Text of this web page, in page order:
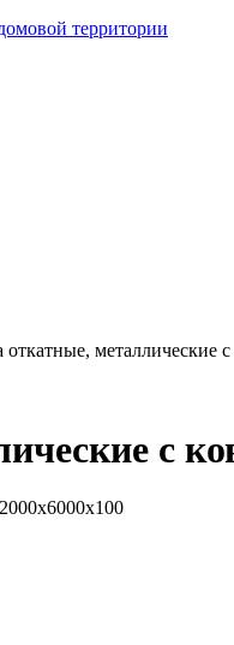
территории
откатные, металлические с
с